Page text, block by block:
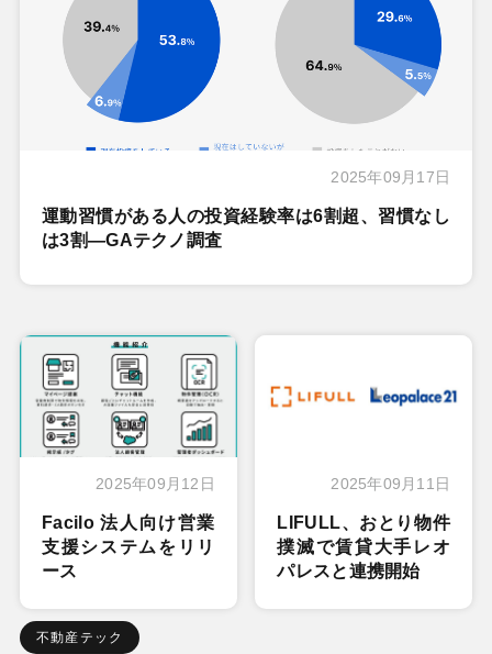
2025年09月17日
運動習慣がある人の投資経験率は6割超、習慣なし
は3割―GAテクノ調査
2025年09月12日
Facilo 法人向け営業
支援システムをリリ
ース
不動産テック
2025年09月11日
LIFULL、おとり物件
撲滅で賃貸大手レオ
パレスと連携開始